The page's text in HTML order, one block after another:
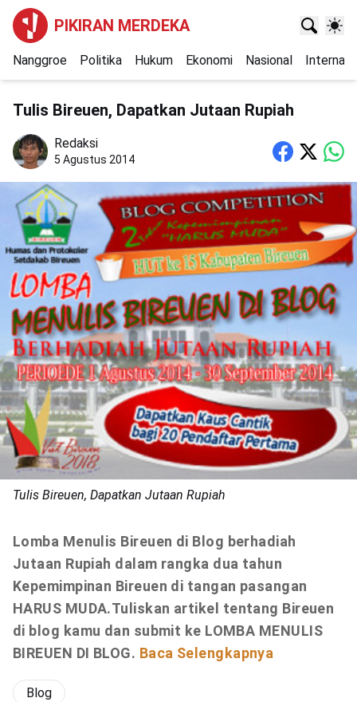
PIKIRAN MERDEKA
Nanggroe Politika Hukum Ekonomi Nasional
Tulis Bireuen, Dapatkan Jutaan Rupiah
Redaksi
5 Agustus 2014
Tulis Bireuen, Dapatkan Jutaan Rupiah
Lomba Menulis Bireuen di Blog berhadiah
Jutaan Rupiah dalam rangka dua tahun
Kepemimpinan Bireuen di tangan pasangan
HARUS MUDA.Tuliskan artikel tentang Bireuen
di blog kamu dan submit ke LOMBA MENULIS
BIREUEN DI BLOG. Baca Selengkapnya
Blog